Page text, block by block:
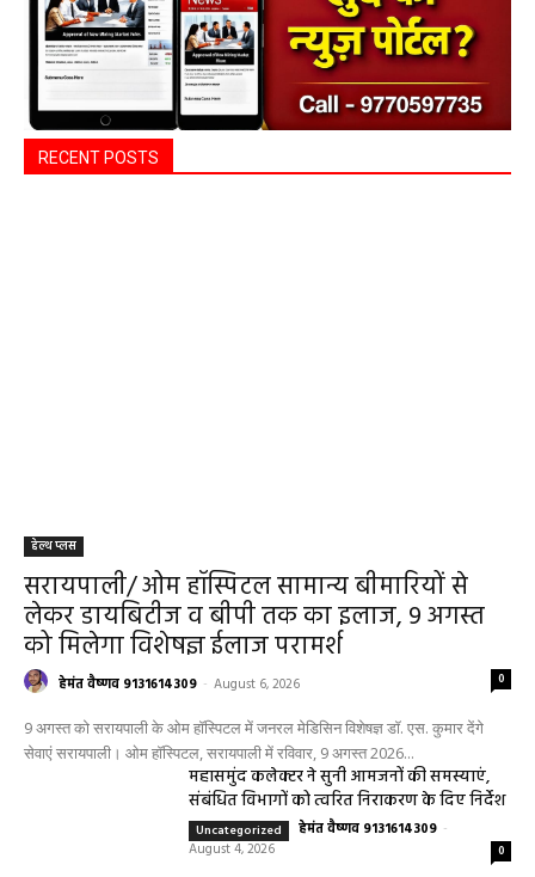
RECENT POSTS
हेल्थ प्लस
सरायपाली/ ओम हॉस्पिटल सामान्य बीमारियों से
लेकर डायबिटीज व बीपी तक का इलाज, 9 अगस्त
को मिलेगा विशेषज्ञ ईलाज परामर्श
हेमंत वैष्णव 9131614309 - August 6, 2026 0
9 अगस्त को सरायपाली के ओम हॉस्पिटल में जनरल मेडिसिन विशेषज्ञ डॉ. एस. कुमार देंगे
सेवाएं सरायपाली। ओम हॉस्पिटल, सरायपाली में रविवार, 9 अगस्त 2026...
महासमुंद कलेक्टर ने सुनी आमजनों की समस्याएं,
संबंधित विभागों को त्वरित निराकरण के दिए निर्देश
Uncategorized हेमंत वैष्णव 9131614309 -
August 4, 2026
0